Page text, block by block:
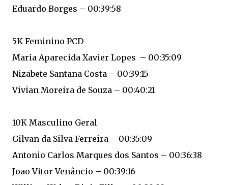
Eduardo Borges – 00:39:58
5K Feminino PCD
Maria Aparecida Xavier Lopes – 00:35:09
Nizabete Santana Costa – 00:39:15
Vivian Moreira de Souza – 00:40:21
10K Masculino Geral
Gilvan da Silva Ferreira – 00:35:09
Antonio Carlos Marques dos Santos – 00:36:38
Joao Vitor Venâncio – 00:39:16